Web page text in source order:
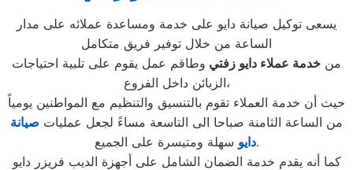
يسعى توكيل صيانة دايو على خدمة ومساعدة عملائه على مدار
الساعة من خلال توفير فريق متكامل
من خدمة عملاء دايو زفتي وطاقم عمل يقوم على تلبية احتياجات
الزبائن داخل الفروع،
حيث أن خدمة العملاء تقوم بالتنسيق والتنظيم مع المواطنين يومياً
من الساعة الثامنة صباحا الى التاسعة مساءً لجعل عمليات صيانة
دايوسهلة ومتيسرة على الجميع.
كما أنه يقدم خدمة الضمان الشامل على أجهزة الديب فريزر دايو